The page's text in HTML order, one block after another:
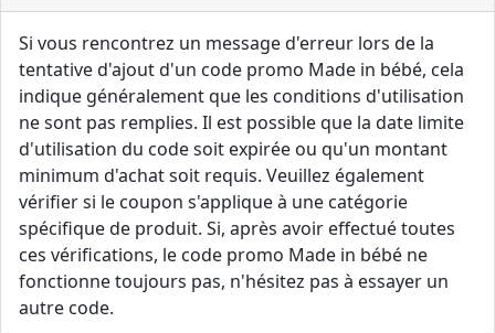
Si vous rencontrez un message d'erreur lors de la
tentative d'ajout d'un code promo Made in bébé, cela
indique généralement que les conditions d'utilisation
ne sont pas remplies. Il est possible que la date limite
d'utilisation du code soit expirée ou qu'un montant
minimum d'achat soit requis. Veuillez également
vérifier si le coupon s'applique à une catégorie
spécifique de produit. Si, après avoir effectué toutes
ces vérifications, le code promo Made in bébé ne
fonctionne toujours pas, n'hésitez pas à essayer un
autre code.